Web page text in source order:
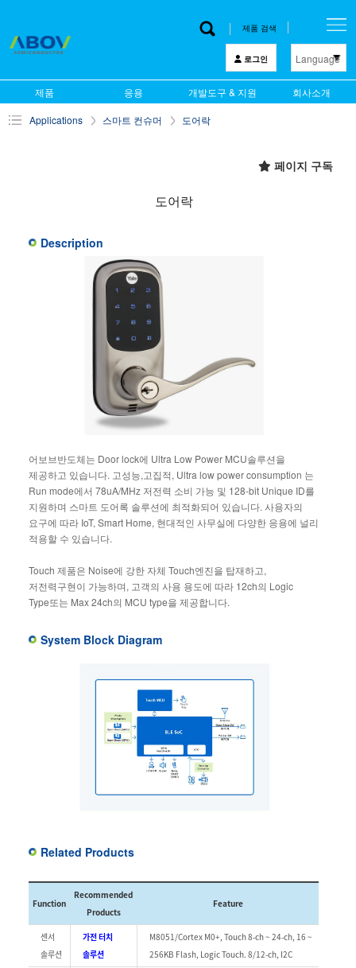
제품 검색
로그인 Language
English
제품 응용 개발도구 & 지원 회사소개
Applications 스마트 컨슈머 도어락
페이지 구독
도어락
Description
어보브반도체는 Door lock에 Ultra Low Power MCU솔루션을
제공하고 있습니다. 고성능,고집적, Ultra low power consumption 는
Run mode에서 78uA/MHz 저전력 소비 가능 및 128-bit Unique ID를
지원하며 스마트 도어록 솔루션에 최적화되어 있습니다. 사용자의
요구에 따라 IoT, Smart Home, 현대적인 사무실에 다양한 응용에 널리
적용할 수 있습니다.
Touch 제품은 Noise에 강한 자체 Touch엔진을 탑재하고,
저전력구현이 가능하며, 고객의 사용 용도에 따라 12ch의 Logic
Type또는 Max 24ch의 MCU type을 제공합니다.
System Block Diagram
Related Products
Function
Recommended
Products
Feature
센서
솔루션
가전 터치
솔루션
M8051/Cortex M0+, Touch 8-ch ~ 24-ch, 16 ~
256KB Flash, Logic Touch. 8/12-ch, I2C